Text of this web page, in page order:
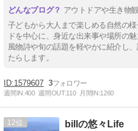
アウトドアや生き物
子どもから大人まで楽しめる自然の
ドを中心に、身近な出来事や場所の
風物詩や旬の話題を軽やかに紹介し
たらします。
1579607 3
週間IN:400 週間OUT:110 月間IN:1260
12 billの悠々Life